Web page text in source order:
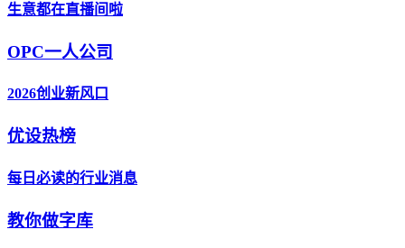
生意都在直播间啦
OPC一人公司
2026创业新风口
优设热榜
每日必读的行业消息
教你做字库